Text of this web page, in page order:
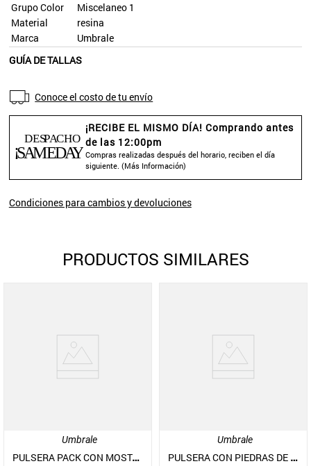
Grupo Color
Miscelaneo 1
Material
resina
Marca
Umbrale
GUÍA DE TALLAS
Conoce el costo de tu envío
¡RECIBE EL MISMO DÍA! Comprando antes
de las 12:00pm
Compras realizadas después del horario, reciben el día
siguiente. (Más Información)
Condiciones para cambios y devoluciones
PRODUCTOS SIMILARES
Umbrale
PULSERA PACK CON MOSTACILLAS Y DETALLES METÁLICOS
Umbrale
PULSERA CON PIEDRAS DE RESINA Y CHARMS